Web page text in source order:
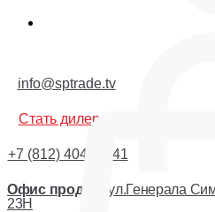
info@sptrade.tv
Стать дилером
+7 (812) 404-44-41
Офис продаж:
ул.Генерала
23Н